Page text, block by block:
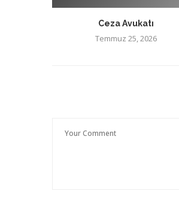
Ceza Avukatı
Temmuz 25, 2026